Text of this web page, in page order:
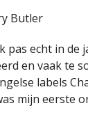
Butler
echt in de
en vaak te
labels
mijn eerste